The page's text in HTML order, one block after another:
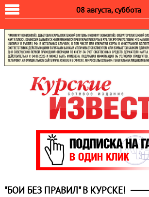
08 августа, суббота
"БОИ БЕЗ ПРАВИЛ" В КУРСКЕ!